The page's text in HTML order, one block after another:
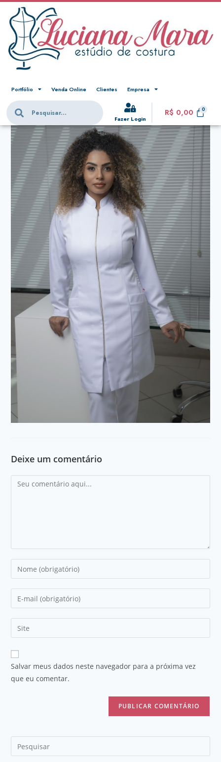
Portfólio Venda Online Clientes Empresa
Fazer Login
R$ 0,00
Deixe um comentário
Salvar meus dados neste navegador para a próxima vez
que eu comentar.